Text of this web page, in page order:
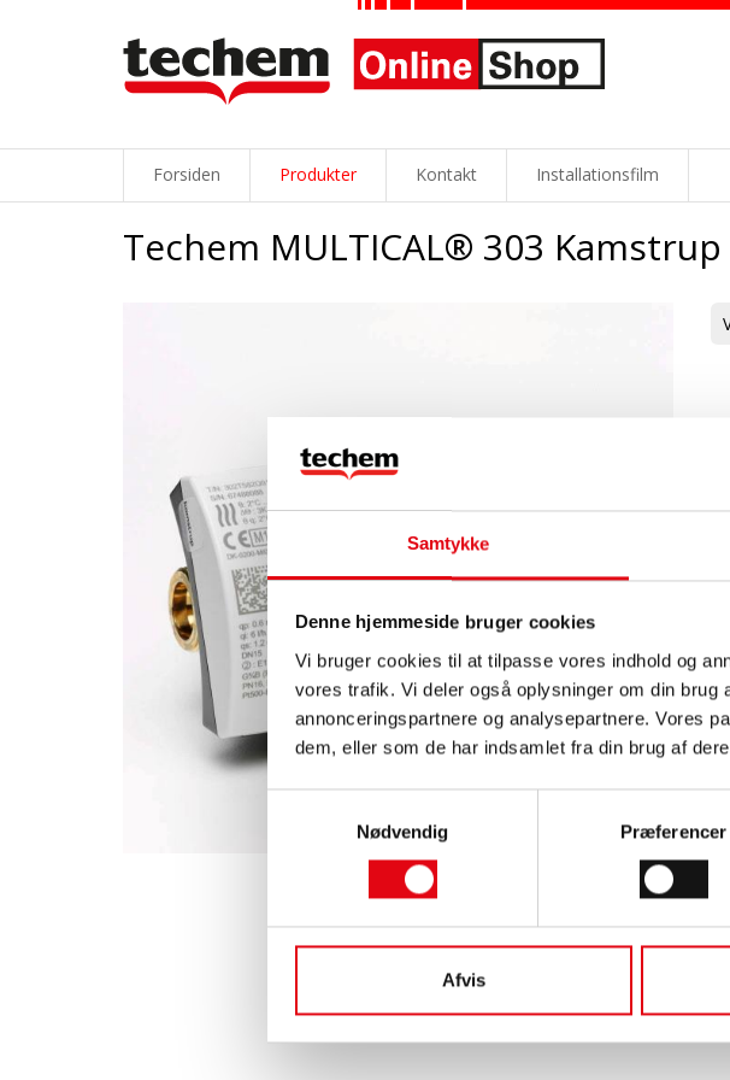
Samtykke
Denne hjemmeside bruger cookies
Vi bruger cookies til at tilpasse vores indhold og
vores trafik. Vi deler også oplysninger om din
annonceringspartnere og analysepartnere. Vores
dem, eller som de har indsamlet fra din brug af
Nødvendig
Præferencer
Afvis
Forsiden Produkter Kontakt Installationsfilm
Techem MULTICAL® 303